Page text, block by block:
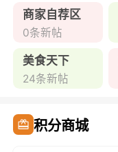
商家自荐区
0条新帖
美食天下
24条新帖
积分商城